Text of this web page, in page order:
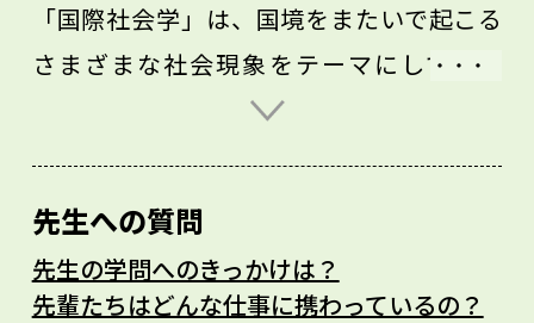
「国際社会学」は、国境をまたいで起こる
さまざまな社会現象をテーマにしていま
す。また、「多文化共生論」では、文化的
と考えます。
私はこうした学問領域で、ミクロな世界に
注目し、人々の具体的な暮らし、働き方、
先生への質問
先生の学問へのきっかけは？
先輩たちはどんな仕事に携わっているの？